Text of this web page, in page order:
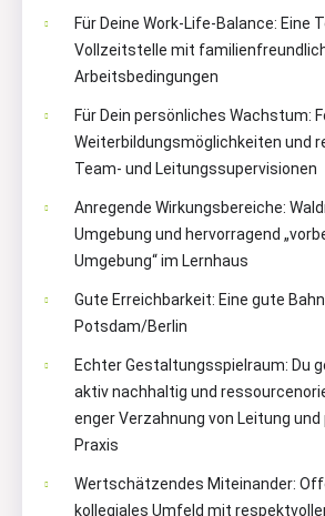
Für Deine Work-Life-Balance: Eine
Vollzeitstelle mit
Arbeitsbedingungen
Für Dein persönliches Wachstum:
Weiterbildungsmöglichkeiten und
Team- und Leitungssupervisionen
Anregende Wirkungsbereiche:
Umgebung und hervorragend
Umgebung“ im Lernhaus
Gute Erreichbarkeit: Eine gute
Potsdam/Berlin
Echter Gestaltungsspielraum: Du
aktiv nachhaltig und
enger Verzahnung von Leitung
Praxis
Wertschätzendes Miteinander:
kollegiales Umfeld mit